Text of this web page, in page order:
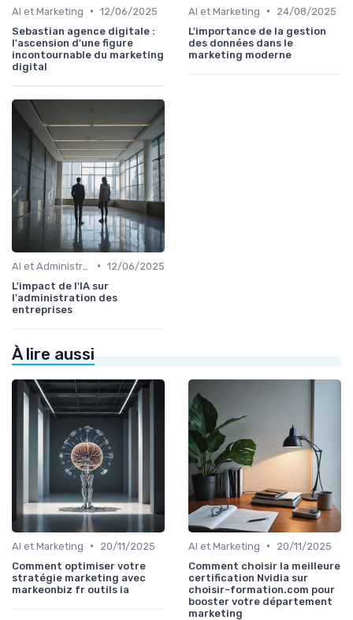
AI et Marketing • 12/06/2025
Sebastian agence digitale :
l'ascension d'une figure
incontournable du marketing
digital
AI et Marketing •
24/08/2025
L'importance de la gestion
des données dans le
marketing moderne
• 12/06/2025
L'impact de l'IA sur
l'administration des
entreprises
À lire aussi
AI et Marketing •
20/11/2025
Comment optimiser votre
stratégie marketing avec
markeonbiz fr outils ia
AI et Marketing •
20/11/2025
Comment choisir la meilleure
certification Nvidia sur
choisir-formation.com pour
booster votre département
marketing